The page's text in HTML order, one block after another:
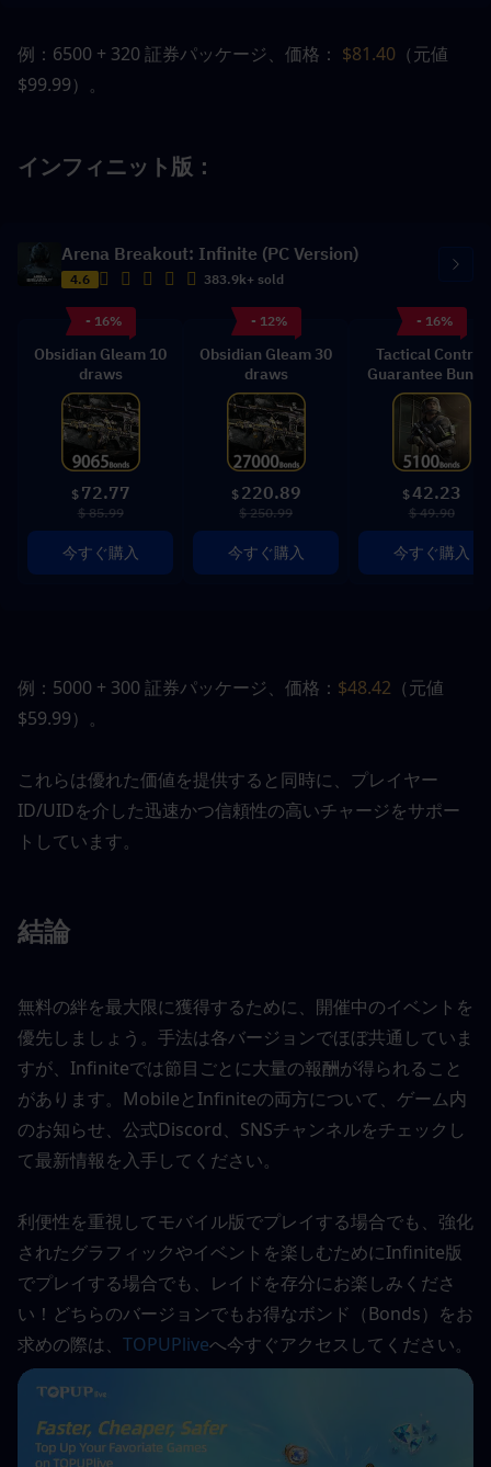
例：6500 + 320 証券パッケージ、価格： $81.40 （元値
$99.99）。
インフィニット版：
Arena Breakout: Infinite (PC Version)
4.6 383.9k+ sold
- 16%
Obsidian Gleam 10
draws
$ 72.77
$ 85.99
今すぐ購入
- 12%
Obsidian Gleam 30
draws
$ 220.89
$ 250.99
今すぐ購入
- 16%
Tactical Control
Guarantee
$42.23
$ 49.90
今すぐ購入
例：5000 + 300 証券パッケージ、価格： $48.42 （元値
$59.99）。
これらは優れた価値を提供すると同時に、プレイヤー
ID/UIDを介した迅速かつ信頼性の高いチャージをサポー
トしています。
結論
無料の絆を最大限に獲得するために、開催中のイベントを
優先しましょう。手法は各バージョンでほぼ共通していま
すが、Infiniteでは節目ごとに大量の報酬が得られること
があります。MobileとInfiniteの両方について、ゲーム内
のお知らせ、公式Discord、SNSチャンネルをチェックし
て最新情報を入手してください。
利便性を重視してモバイル版でプレイする場合でも、強化
されたグラフィックやイベントを楽しむためにInfinite版
でプレイする場合でも、レイドを存分にお楽しみくださ
い！どちらのバージョンでもお得なボンド（Bonds）をお
求めの際は、 TOPUPliveへ今すぐアクセスしてください。